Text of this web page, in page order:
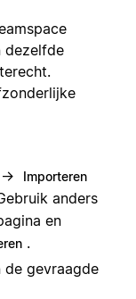
dezelfde
→ Importeren
anders
en
.
de gevraagde